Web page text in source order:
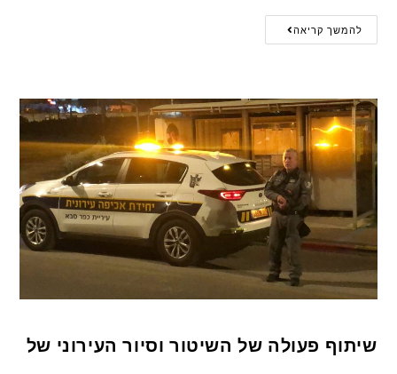
להמשך קריאה
שיתוף פעולה של השיטור וסיור העירוני של